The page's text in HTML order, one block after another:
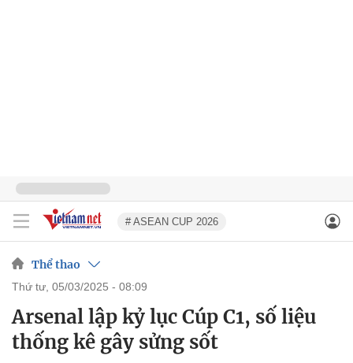
# ASEAN CUP 2026
Thể thao
thứ tư, 05/03/2025 - 08:09
Arsenal lập kỷ lục Cúp C1, số liệu
thống kê gây sửng sốt